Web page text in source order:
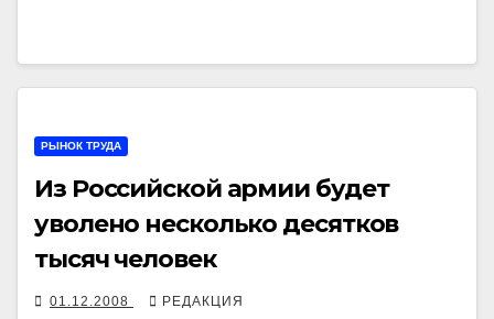
РЫНОК ТРУДА
Из Российской армии будет
уволено несколько десятков
тысяч человек
01.12.2008 РЕДАКЦИЯ